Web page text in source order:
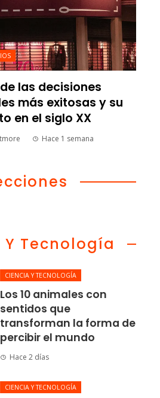
las decisiones
más exitosas y su
en el siglo XX
Hace 1 semana
Y Tecnología
CIENCIA Y TECNOLOGÍA
Los 10 animales con
sentidos que
transforman la forma de
percibir el mundo
Hace 2 días
CIENCIA Y TECNOLOGÍA